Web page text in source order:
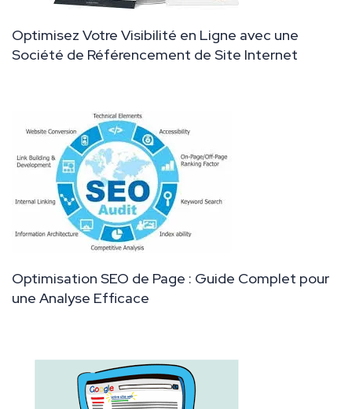
Optimisez Votre Visibilité en Ligne avec une
Société de Référencement de Site Internet
Optimisation SEO de Page : Guide Complet pour
une Analyse Efficace